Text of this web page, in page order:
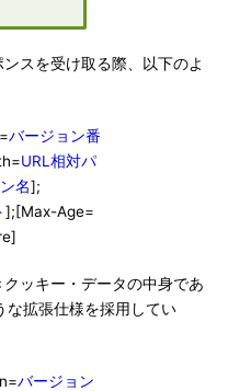
スを受け取る際、以下のよ
バージョン番
URL相対パ
名];
];[Max-Age=
ッキー・データの中身であ
な拡張仕様を採用してい
バージョン